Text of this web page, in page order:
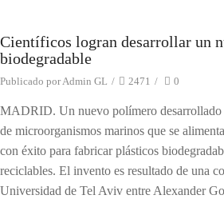
Noticias
Científicos logran desarrollar un
biodegradable
Publicado porAdmin GL / 2471 / 0
MADRID. Un nuevo polímero desarrollado
de microorganismos marinos que se
con éxito para fabricar plásticos
reciclables. El invento es resultado de una
Universidad de Tel Aviv entre Alexander